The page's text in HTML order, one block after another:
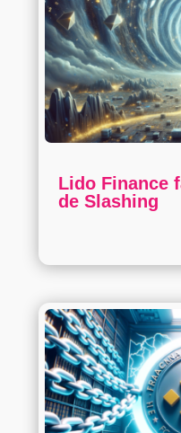
Lido Finance
de Slashing